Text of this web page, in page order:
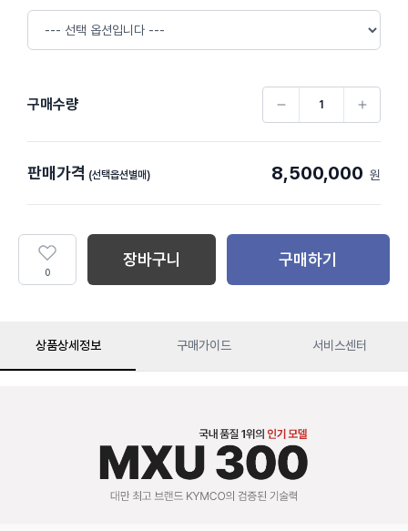
구매수량
판매가격 (선택옵션별매) 8,500,000 원
0
장바구니 구매하기
상품상세정보 구매가이드 서비스센터